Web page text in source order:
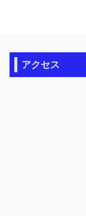
アクセス